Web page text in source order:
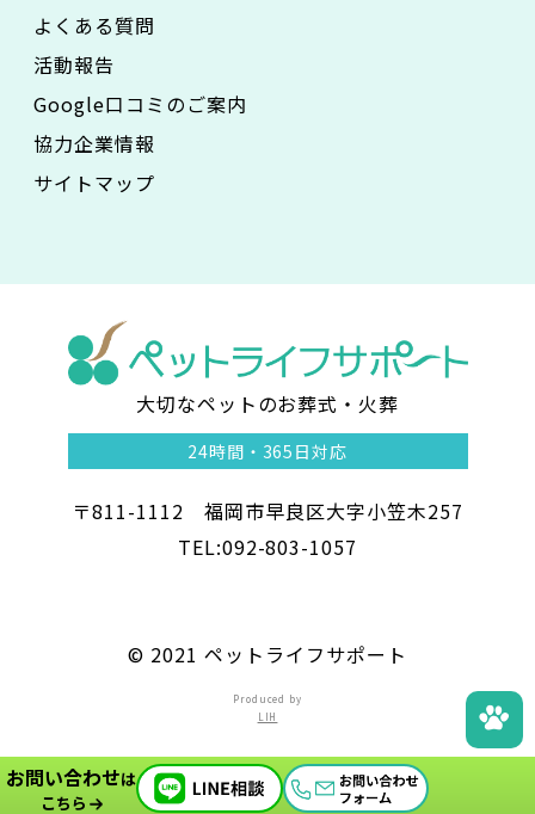
よくある質問
活動報告
Google口コミのご案内
協力企業情報
サイトマップ
ッ
ト
ポ
大切なペットのお葬式・火葬
24時間・ 365日対応
〒811-1112 福岡市早良区大字小笠木257
TEL:092-803-1057
©︎ 2021 ペットライフサポート
Produced by
LIH
お問い合わせは
こちら